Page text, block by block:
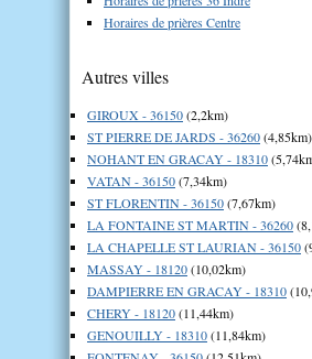
Horaires de prières Centre
Autres villes
GIROUX - 36150(2,2km)
ST PIERRE DE JARDS - 36260(4,85km)
NOHANT EN GRACAY - 18310
VATAN - 36150(7,34km)
ST FLORENTIN - 36150(7,67km)
LA FONTAINE ST MARTIN - 36260
LA CHAPELLE ST LAURIAN - 36150
MASSAY - 18120(10,02km)
DAMPIERRE EN GRACAY - 18310
CHERY - 18120(11,44km)
GENOUILLY - 18310(11,84km)